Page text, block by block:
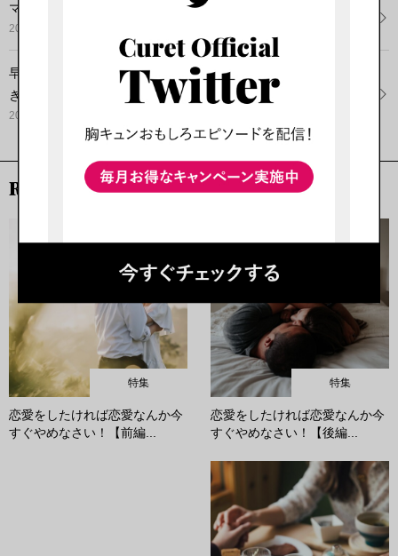
マッチングアプリで100人以上とデートした女が教える！東...
2022.06.20
早く気付いたもの勝ち！？幸せな恋愛や結婚のためにするべ
き...
2022.04.30
RECOMMEND
特集
恋愛をしたければ恋愛なんか今
すぐやめなさい！【前編...
特集
恋愛をしたければ恋愛なんか今
すぐやめなさい！【後編...